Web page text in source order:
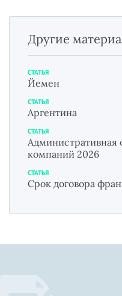
Другие
СТАТЬЯ
Йемен
СТАТЬЯ
Аргентина
СТАТЬЯ
Административная
компаний 2026
СТАТЬЯ
Срок договора